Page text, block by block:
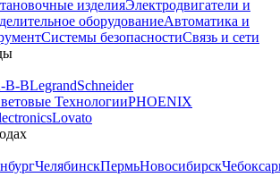
изделияЭлектродвигатели и
оборудованиеАвтоматика и
Системы безопасностиСвязь и сети
B-BLegrandSchneider
ТехнологииPHOENIX
Lovato
ЧелябинскПермьНовосибирск